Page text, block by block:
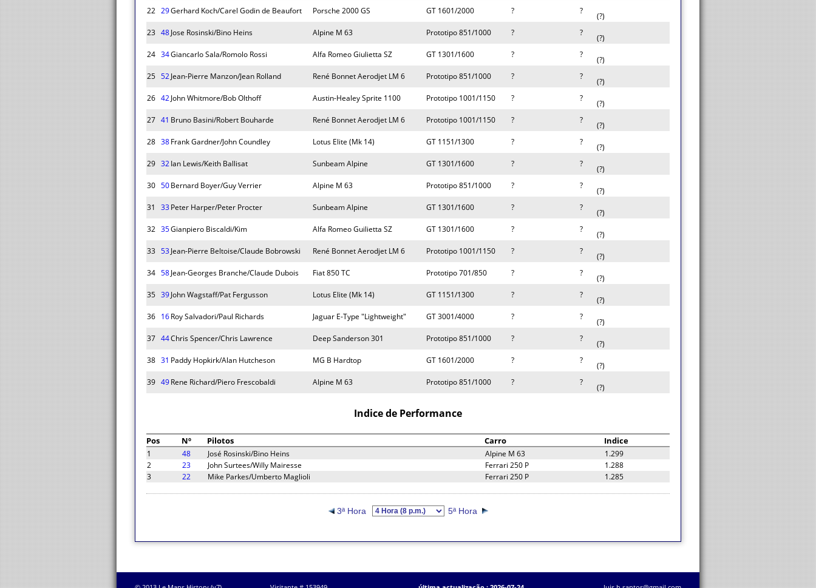
22 29Gerhard Koch/Carel Godin de Beaufort Porsche 2000 GS GT 1601/2000 ? ?
(?)
23 48Jose Rosinski/Bino Heins Alpine M 63 Prototipo 851/1000 ? ?
(?)
24 34Giancarlo Sala/Romolo Rossi Alfa Romeo Giulietta SZ GT 1301/1600 ? ?
(?)
25 52Jean-Pierre Manzon/Jean Rolland René Bonnet Aerodjet LM 6 Prototipo 851/1000 ? ?
(?)
26 42John Whitmore/Bob Olthoff Austin-Healey Sprite 1100 Prototipo 1001/1150 ? ?
(?)
27 41 Bruno Basini/Robert Bouharde René Bonnet Aerodjet LM 6 Prototipo 1001/1150 ? ?
(?)
28 38Frank Gardner/John Coundley Lotus Elite (Mk 14) GT 1151/1300 ? ?
(?)
29 32Ian Lewis/Keith Ballisat Sunbeam Alpine GT 1301/1600 ? ?
(?)
30 50Bernard Boyer/Guy Verrier Alpine M 63 Prototipo 851/1000 ? ?
(?)
31
33Peter Harper/Peter Procter Sunbeam Alpine GT 1301/1600 ? ?
(?)
32 35Gianpiero Biscaldi/Kim Alfa Romeo Guilietta SZ GT 1301/1600 ? ?
(?)
33 53Jean-Pierre Beltoise/Claude Bobrowski René Bonnet Aerodjet LM 6 Prototipo 1001/1150 ? ?
(?)
34 58Jean-Georges Branche/Claude Dubois Fiat 850 TC Prototipo 701/850 ? ?
(?)
35 39John Wagstaff/Pat Fergusson Lotus Elite (Mk 14) GT 1151/1300 ? ?
(?)
36 16Roy Salvadori/Paul Richards Jaguar E-Type "Lightweight" GT 3001/4000 ? ?
(?)
37 44Chris Spencer/Chris Lawrence Deep Sanderson 301 Prototipo 851/1000 ? ?
(?)
38 31 Paddy Hopkirk/Alan Hutcheson MG B Hardtop GT 1601/2000 ? ?
(?)
39 49Rene Richard/Piero Frescobaldi Alpine M 63 Prototipo 851/1000 ? ?
(?)
Indice de Performance
Pos Nº Pilotos Carro Indice
1 48 José Rosinski/Bino Heins Alpine M 63
1.299
2
23 John Surtees/Willy Mairesse Ferrari 250 P
1.288
3
22 Mike Parkes/Umberto Maglioli Ferrari 250 P 1.285
3ª Hora 5ª Hora